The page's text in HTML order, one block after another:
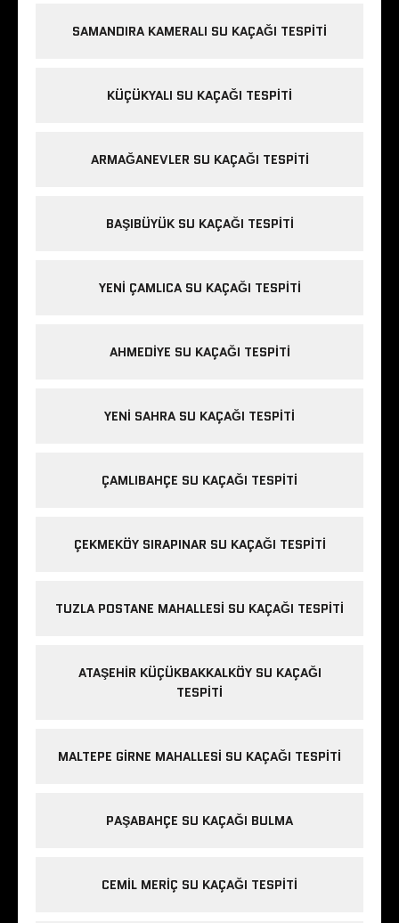
SAMANDIRA KAMERALI SU KAÇAĞI TESPITI
KÜÇÜKYALI SU KAÇAĞI TESPITI
ARMAĞANEVLER SU KAÇAĞI TESPITI
BAŞIBÜYÜK SU KAÇAĞI TESPITI
YENI ÇAMLICA SU KAÇAĞI TESPITI
AHMEDIYE SU KAÇAĞI TESPITI
YENI SAHRA SU KAÇAĞI TESPITI
ÇAMLIBAHÇE SU KAÇAĞI TESPITI
ÇEKMEKÖY SIRAPINAR SU KAÇAĞI TESPITI
TUZLA POSTANE MAHALLESI SU KAÇAĞI TESPITI
ATAŞEHIR KÜÇÜKBAKKALKÖY SU KAÇAĞI
TESPITI
MALTEPE GIRNE MAHALLESI SU KAÇAĞI TESPITI
PAŞABAHÇE SU KAÇAĞI BULMA
CEMIL MERIÇ SU KAÇAĞI TESPITI